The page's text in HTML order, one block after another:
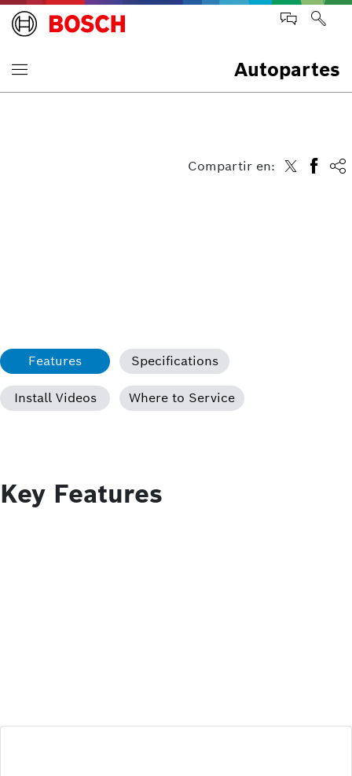
Autopartes
Compartir en:
Features Specifications
Install Videos Where to Service
Key Features